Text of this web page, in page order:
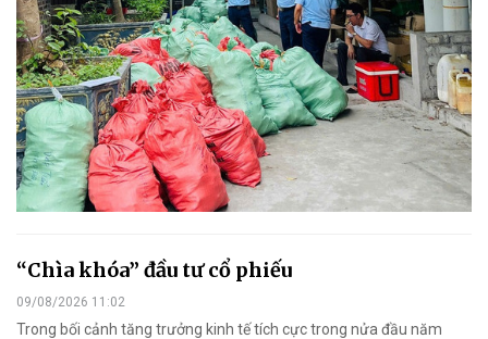
“Chìa khóa” đầu tư cổ phiếu
09/08/2026 11:02
Trong bối cảnh tăng trưởng kinh tế tích cực trong nửa đầu năm